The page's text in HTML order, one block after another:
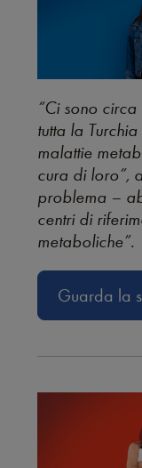
“Ci sono
tutta la
malattie
cura di loro”,
problema –
centri di
metaboliche”.
Guarda la